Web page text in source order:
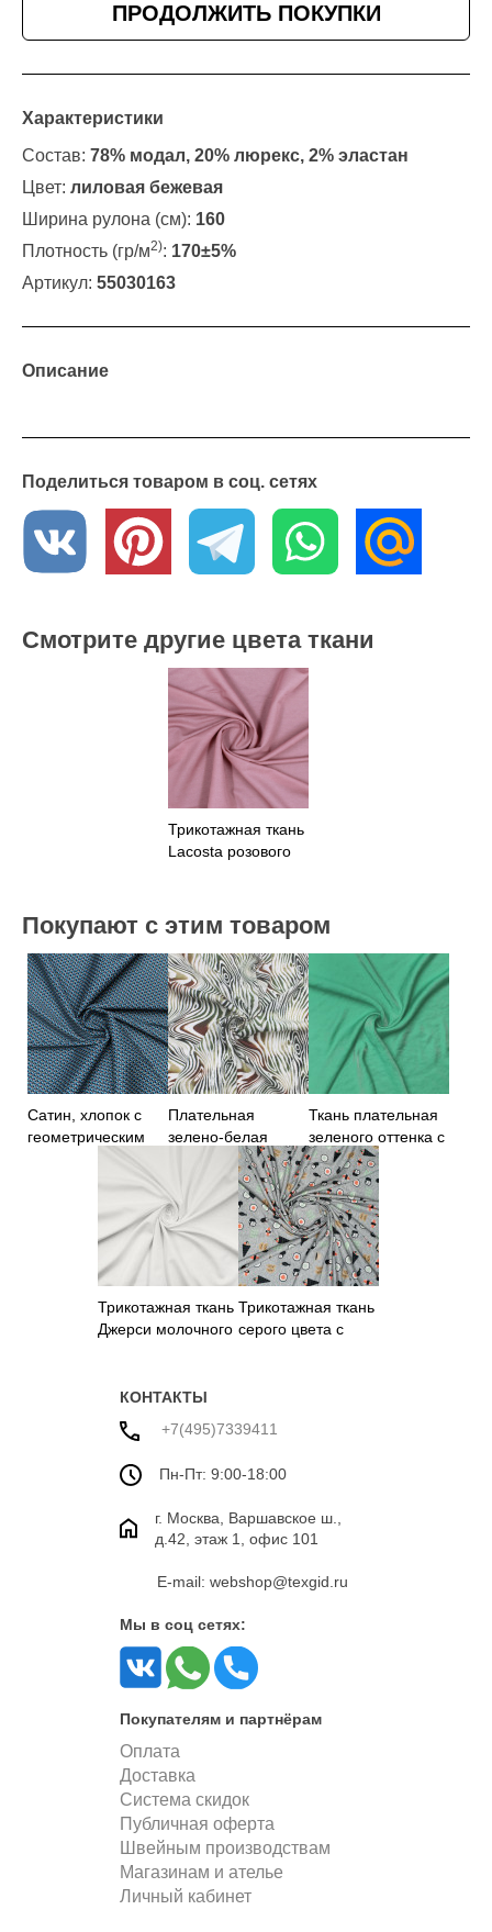
ПРОДОЛЖИТЬ ПОКУПКИ
Характеристики
Состав: 78% модал, 20% люрекс, 2% эластан
Цвет: лиловая бежевая
Ширина рулона (см): 160
Плотность (гр/м2): 170±5%
Артикул: 55030163
Описание
Поделиться товаром в соц. сетях
Смотрите другие цвета ткани
Трикотажная ткань
Lacosta розового
Покупают с этим товаром
Сатин, хлопок с
геометрическим
Плательная
зелено-белая
ткань с принтом
Ткань плательная
зеленого оттенка с
блеском
Трикотажная ткань
Джерси молочного
Трикотажная ткань
серого цвета с
КОНТАКТЫ
+7(495)7339411
Пн-Пт: 9:00-18:00
г. Москва, Варшавское ш.,
д.42, этаж 1, офис 101
E-mail: webshop@texgid.ru
Мы в соц сетях:
Покупателям и партнёрам
Оплата
Доставка
Система скидок
Публичная оферта
Швейным производствам
Магазинам и ателье
Личный кабинет